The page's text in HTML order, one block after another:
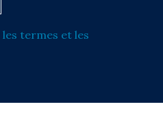
termes et les